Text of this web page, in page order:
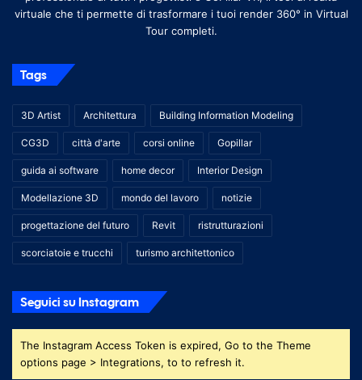
virtuale che ti permette di trasformare i tuoi render 360° in Virtual
Tour completi.
Tags
3D Artist Architettura Building Information Modeling
CG3D città d'arte corsi online Gopillar
guida ai software home decor Interior Design
Modellazione 3D mondo del lavoro notizie
progettazione del futuro Revit ristrutturazioni
scorciatoie e trucchi turismo architettonico
Seguici su Instagram
The Instagram Access Token is expired, Go to the Theme
options page > Integrations, to to refresh it.